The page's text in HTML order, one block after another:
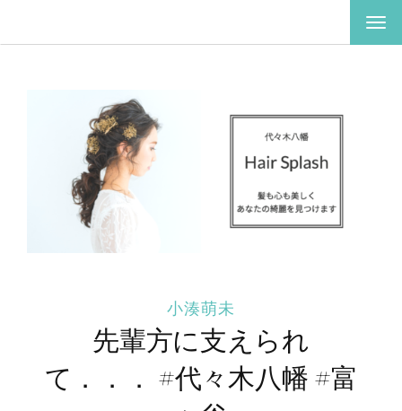
ナ
ゲ
小湊萌未
先輩方に支えられ
て．．． #代々木八幡 #富